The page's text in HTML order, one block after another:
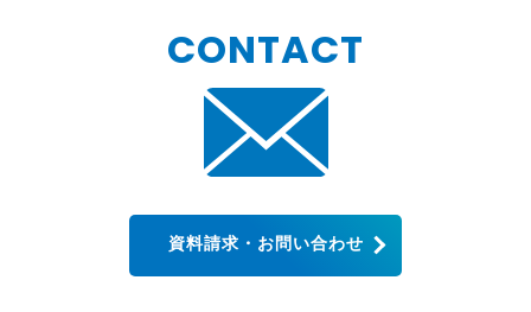
CONTACT
資料請求・お問い合わせ